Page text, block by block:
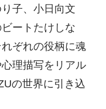
子、小日向文
ートたけしな
ぞれの役柄に魂
理描写をリアル
の世界に引き込